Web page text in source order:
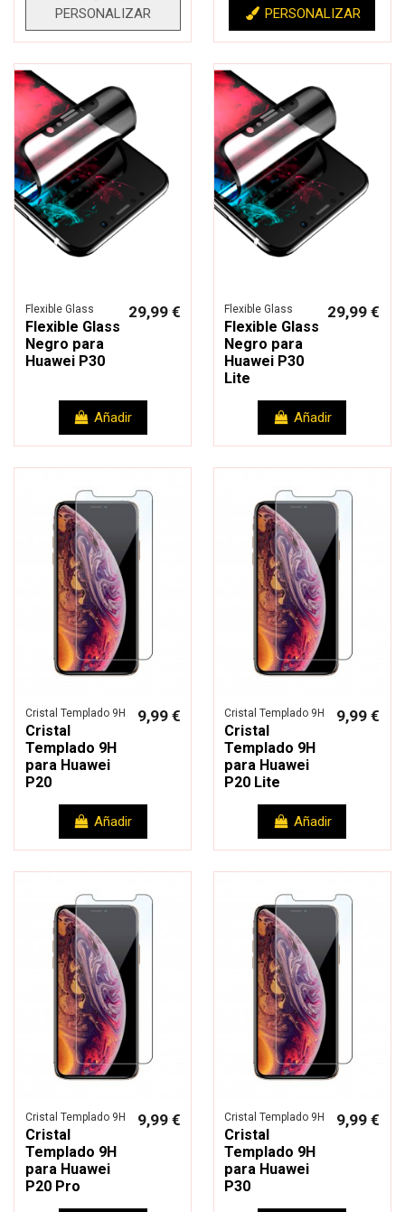
PERSONALIZAR PERSONALIZAR
Flexible Glass
Flexible Glass
Negro para
Huawei P30
29,99 €
Añadir
Flexible Glass
Flexible Glass
Negro para
Huawei P30
Lite
29,99 €
Añadir
Cristal Templado 9H
Cristal
Templado 9H
para Huawei
P20
9,99 €
Añadir
Cristal Templado 9H
Cristal
Templado 9H
para Huawei
P20 Lite
9,99 €
Añadir
Cristal Templado 9H
Cristal
Templado 9H
para Huawei
P20 Pro
9,99 € Cristal Templado 9H
Cristal
Templado 9H
para Huawei
P30
9,99 €